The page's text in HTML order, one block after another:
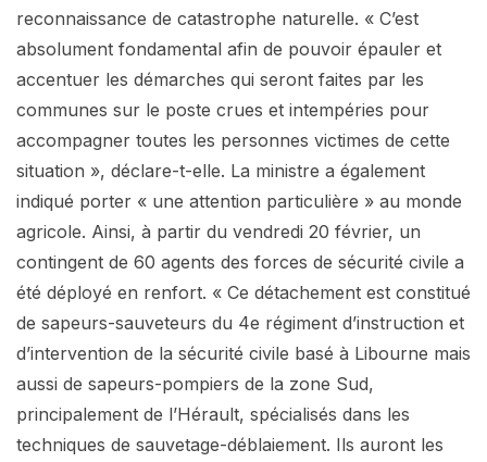
reconnaissance de catastrophe naturelle. « C’est
absolument fondamental afin de pouvoir épauler et
accentuer les démarches qui seront faites par les
communes sur le poste crues et intempéries pour
accompagner toutes les personnes victimes de cette
situation », déclare-t-elle. La ministre a également
indiqué porter « une attention particulière » au monde
agricole. Ainsi, à partir du vendredi 20 février, un
contingent de 60 agents des forces de sécurité civile a
été déployé en renfort. « Ce détachement est constitué
de sapeurs-sauveteurs du 4e régiment d’instruction et
d’intervention de la sécurité civile basé à Libourne mais
aussi de sapeurs-pompiers de la zone Sud,
principalement de l’Hérault, spécialisés dans les
techniques de sauvetage-déblaiement. Ils auront les